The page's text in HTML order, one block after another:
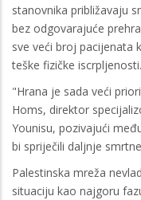
stanovnika približavaju
bez odgovarajuće
sve veći broj pacijenata
teške fizičke iscrpljenosti.
"Hrana je sada veći
Homs, direktor
Younisu, pozivajući
bi spriječili daljnje
Palestinska mreža
situaciju kao najgoru